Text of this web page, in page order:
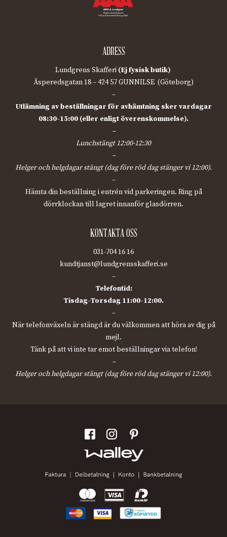
ADRESS
Lundgrens Skafferi (Ej fysisk butik)
Äsperedsgatan 18 – 424 57 GUNNILSE (Göteborg)
–
Utlämning av beställningar för avhämtning sker vardagar
08:30-15:00 (eller enligt överenskommelse).
–
Lunchstängt 12:00-12:30
–
Helger och helgdagar stängt (dag före röd dag stänger vi 12:00).
–
Hämta din beställning i entrén vid parkeringen. Ring på
dörrklockan till lagret innanför glasdörren.
KONTAKTA OSS
031-704 16 16
kundtjanst@lundgrensskafferi.se
–
Telefontid:
Tisdag-Torsdag 11:00-12:00.
–
När telefonväxeln är stängd är du välkommen att höra av dig på
mejl.
Tänk på att vi inte tar emot beställningar via telefon!
–
Helger och helgdagar stängt (dag före röd dag stänger vi 12:00).